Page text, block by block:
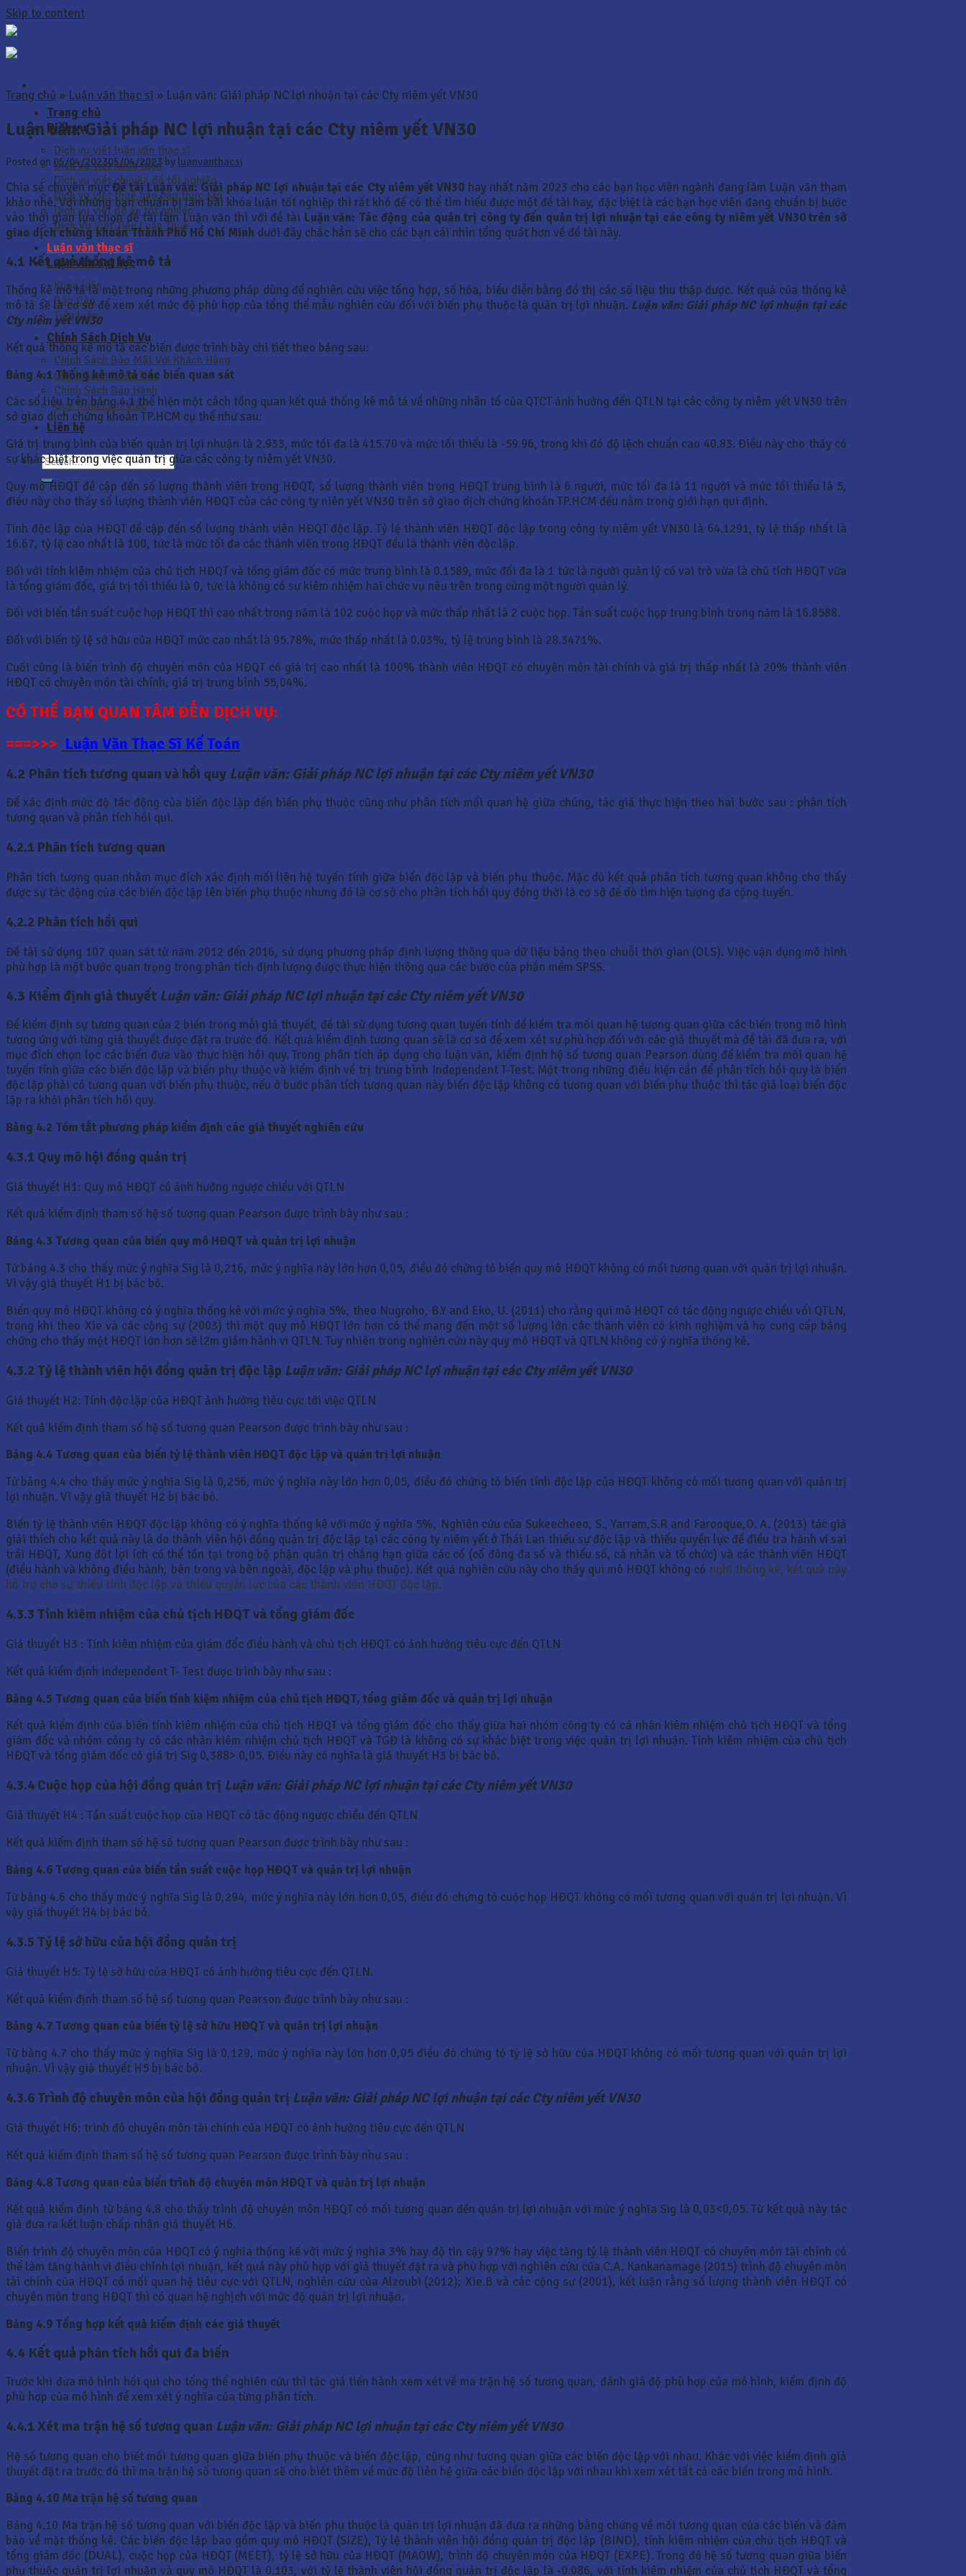
Skip to content
Trang chủ
Dịch vụ
Dịch vụ viết luận văn thạc sĩ
Dịch vụ viết khóa luận
Dịch vụ viết chuyên đề tốt nghiệp
Dịch vụ viết thuê báo cáo thực tập
Dịch vụ viết đồ án tốt nghiệp
Dịch Vụ Viết Tiểu Luận Thuê
Luận văn thạc sĩ
Luận văn đại học
Khóa luận
Báo Cáo
Tiểu luận
Chính Sách Dịch Vụ
Chính Sách Bảo Mật Với Khách Hàng
Chính Sách Hoàn Tiền
Chính Sách Bảo Hành
Quy Trình Làm Việc
Liên hệ
Trang chủ » Luận văn thạc sĩ » Luận văn: Giải pháp NC lợi nhuận tại các Cty niêm yết VN30
Luận văn: Giải pháp NC lợi nhuận tại các Cty niêm yết VN30
Posted on 05/04/202305/04/2023 by luanvanthacsi
Chia sẻ chuyên mụcĐề tài Luận văn: Giải pháp NC lợi nhuận tại các Cty niêm yết VN30 hay nhất năm 2023 cho các bạn học viên ngành đang làm Luận văn tham
khảo nhé. Với những bạn chuẩn bị làm bài khóa luận tốt nghiệp thì rất khó để có thể tìm hiểu được một đề tài hay, đặc biệt là các bạn học viên đang chuẩn bị bước
vào thời gian lựa chọn đề tài làm Luận văn thì với đề tài Luận văn: Tác động của quản trị công ty đến quản trị lợi nhuận tại các công ty niêm yết VN30 trên sở
giao dịch chứng khoán Thành Phố Hồ Chí Minh dưới đây chắc hẳn sẽ cho các bạn cái nhìn tổng quát hơn về đề tài này.
4.1 Kết quả thống kê mô tả
Thống kê mô tả là một trong những phương pháp dùng để nghiên cứu việc tổng hợp, số hóa, biểu diễn bằng đồ thị các số liệu thu thập được. Kết quả của thống kê
mô tả sẽ là cơ sở để xem xét mức độ phù hợp của tổng thể mẫu nghiên cứu đối với biến phụ thuộc là quản trị lợi nhuận. Luận văn: Giải pháp NC lợi nhuận tại các
Cty niêm yết VN30
Kết quả thống kê mô tả các biến được trình bày chi tiết theo bảng sau:
Bảng 4.1 Thống kê mô tả các biến quan sát
Các số liệu trên bảng 4.1 thể hiện một cách tổng quan kết quả thống kê mô tả về những nhân tố của QTCT ảnh hưởng đến QTLN tại các công ty niêm yết VN30 trên
sở giao dịch chứng khoán TP.HCM cụ thể như sau:
Giá trị trung bình của biến quản trị lợi nhuận là 2.933, mức tối đa là 415.70 và mức tối thiểu là -59.96, trong khi đó độ lệch chuẩn cao 40.83. Điều này cho thấy có
sự khác biệt trong việc quản trị giữa các công ty niêm yết VN30.
Quy mô HĐQT đề cập đến số lượng thành viên trong HĐQT, số lượng thành viên trong HĐQT trung bình là 6 người, mức tối đa là 11 người và mức tối thiểu là 5,
điều này cho thấy số lượng thành viên HĐQT của các công ty niên yết VN30 trên sở giao dịch chứng khoán TP.HCM đều nằm trong giới hạn qui định.
Tính độc lập của HĐQT đề cập đến số lượng thành viên HĐQT độc lập. Tỷ lệ thành viên HĐQT độc lập trong công ty niêm yết VN30 là 64.1291, tỷ lệ thấp nhất là
16.67, tỷ lệ cao nhất là 100, tức là mức tối đa các thành viên trong HĐQT đều là thành viên độc lập.
Đối với tính kiêm nhiệm của chủ tịch HĐQT và tổng giám đốc có mức trung bình là 0.1589, mức đối đa là 1 tức là người quản lý có vai trò vừa là chủ tích HĐQT vừa
là tổng giám đốc, giá trị tối thiều là 0, tức là không có sự kiêm nhiệm hai chức vụ nêu trên trong cùng một người quản lý.
Đối với biến tần suất cuộc họp HĐQT thì cao nhất trong năm là 102 cuộc họp và mức thấp nhất là 2 cuộc họp. Tần suất cuộc họp trung bình trong năm là 16.8588.
Đối với biến tỷ lệ sở hữu của HĐQT mức cao nhất là 95.78%, mức thấp nhất là 0.03%, tỷ lệ trung bình là 28.3471%.
Cuối cùng là biến trình độ chuyên môn của HĐQT có giá trị cao nhất là 100% thành viên HĐQT có chuyên môn tài chính và giá trị thấp nhất là 20% thành viên
HĐQT có chuyên môn tài chính, giá trị trung bình 55,04%.
CÓ THỂ BẠN QUAN TÂM ĐẾN DỊCH VỤ:
===>>> Luận Văn Thạc Sĩ Kế Toán
4.2 Phân tích tương quan và hồi quy Luận văn: Giải pháp NC lợi nhuận tại các Cty niêm yết VN30
Để xác định mức độ tác động của biến độc lập đến biến phụ thuộc cũng như phân tích mối quan hệ giữa chúng, tác giả thực hiện theo hai bước sau : phân tích
tương quan và phân tích hồi qui.
4.2.1 Phân tích tương quan
Phân tích tương quan nhằm mục đích xác định mối liên hệ tuyến tính giữa biến độc lập và biến phụ thuộc. Mặc dù kết quả phân tích tương quan không cho thấy
được sự tác động của các biến độc lập lên biến phụ thuộc nhưng đó là cơ sở cho phân tích hồi quy đồng thời là cơ sở để dò tìm hiện tượng đa cộng tuyến.
4.2.2 Phân tích hồi qui
Đề tài sử dụng 107 quan sát từ năm 2012 đến 2016, sử dụng phương pháp định lượng thông qua dữ liệu bảng theo chuỗi thời gian (OLS). Việc vận dụng mô hình
phù hợp là một bước quan trọng trong phân tích định lượng được thực hiện thông qua các bước của phần mềm SPSS.
4.3 Kiểm định giả thuyết Luận văn: Giải pháp NC lợi nhuận tại các Cty niêm yết VN30
Để kiểm định sự tương quan của 2 biến trong mỗi giả thuyết, đề tài sử dụng tương quan tuyến tính để kiểm tra mối quan hệ tương quan giữa các biến trong mô hình
tương ứng với từng giả thuyết được đặt ra trước đó. Kết quả kiểm định tương quan sẽ là cơ sở để xem xét sự phù hợp đối với các giả thuyết mà đề tài đã đưa ra, với
mục đích chọn lọc các biến đưa vào thực hiện hồi quy. Trong phân tích áp dụng cho luận văn, kiểm định hệ số tương quan Pearson dùng để kiểm tra mối quan hệ
tuyến tính giữa các biến độc lập và biến phụ thuộc và kiểm định về trị trung bình Independent T-Test. Một trong những điều kiện cần để phân tích hồi quy là biến
độc lập phải có tương quan với biến phụ thuộc, nếu ở bước phân tích tương quan này biến độc lập không có tương quan với biến phụ thuộc thì tác giả loại biến độc
lập ra khỏi phân tích hồi quy.
Bảng 4.2 Tóm tắt phương pháp kiểm định các giả thuyết nghiên cứu
4.3.1 Quy mô hội đồng quản trị
Giả thuyết H1: Quy mô HĐQT có ảnh hưởng ngược chiều với QTLN
Kết quả kiểm định tham số hệ số tương quan Pearson được trình bày như sau :
Bảng 4.3 Tương quan của biến quy mô HĐQT và quản trị lợi nhuận
Từ bảng 4.3 cho thấy mức ý nghĩa Sig là 0,216, mức ý nghĩa này lớn hơn 0,05, điều đó chứng tỏ biến quy mô HĐQT không có mối tương quan với quản trị lợi nhuận.
Vì vậy giả thuyết H1 bị bác bỏ.
Biến quy mô HĐQT không có ý nghĩa thống kê với mức ý nghĩa 5%, theo Nugroho, B.Y and Eko, U. (2011) cho rằng qui mô HĐQT có tác động ngược chiều vối QTLN,
trong khi theo Xie và các cộng sự (2003) thì một quy mô HĐQT lớn hơn có thể mang đến một số lượng lớn các thành viên có kinh nghiệm và họ cung cấp bằng
chứng cho thấy một HĐQT lớn hơn sẽ l2m giảm hành vi QTLN. Tuy nhiên trong nghiên cứu này quy mô HĐQT và QTLN không có ý nghĩa thống kê.
4.3.2 Tỷ lệ thành viên hội đồng quản trị độc lập Luận văn: Giải pháp NC lợi nhuận tại các Cty niêm yết VN30
Giả thuyết H2: Tính độc lập của HĐQT ảnh hưởng tiêu cực tới việc QTLN
Kết quả kiểm định tham số hệ số tương quan Pearson được trình bày như sau :
Bảng 4.4 Tương quan của biến tỷ lệ thành viên HĐQT độc lập và quản trị lợi nhuận
Từ bảng 4.4 cho thấy mức ý nghĩa Sig là 0,256, mức ý nghĩa này lớn hơn 0,05, điều đó chứng tỏ biến tính độc lập của HĐQT không có mối tương quan với quản trị
lợi nhuận. Vì vậy giả thuyết H2 bị bác bỏ.
Biến tỷ lệ thành viên HĐQT độc lập không có ý nghĩa thống kê với mức ý nghĩa 5%, Nghiên cứu của Sukeecheeo, S., Yarram,S.R and Farooque,O. A. (2013) tác giả
giải thích cho kết quả này là do thành viên hội đồng quản trị độc lập tại các công ty niêm yết ở Thái Lan thiếu sự độc lập và thiếu quyền lực để điều tra hành vi sai
trái HĐQT, Xung đột lợi ích có thể tồn tại trong bộ phận quản trị chẳng hạn giữa các cổ (cổ đông đa số và thiểu số, cá nhân và tổ chức) và các thành viên HĐQT
(điều hành và không điều hành, bên trong và bên ngoài, độc lập và phụ thuộc). Kết quả nghiên cứu này cho thấy qui mô HĐQT không có nghĩ thống kê, kết quả này
hỗ trợ cho sự thiếu tính độc lập và thiếu quyền lực của các thành viên HĐQT độc lập.
4.3.3 Tính kiêm nhiệm của chủ tịch HĐQT và tổng giám đốc
Giả thuyết H3 : Tính kiêm nhiệm của giám đốc điều hành và chủ tịch HĐQT có ảnh hưởng tiêu cực đến QTLN
Kết quả kiểm định Independent T- Test được trình bày như sau :
Bảng 4.5 Tương quan của biến tính kiệm nhiệm của chủ tịch HĐQT, tổng giám đốc và quản trị lợi nhuận
Kết quả kiểm định của biến tính kiêm nhiệm của chủ tịch HĐQT và tổng giám đốc cho thấy giữa hai nhóm công ty có cá nhân kiêm nhiệm chủ tịch HĐQT và tổng
giám đốc và nhóm công ty có các nhân kiêm nhiệm chủ tịch HĐQT và TGĐ là không có sự khác biệt trong việc quản trị lợi nhuận. Tính kiêm nhiệm của chủ tịch
HĐQT và tổng giám đốc có giá trị Sig 0,388> 0,05. Điều này có nghĩa là giả thuyết H3 bị bác bỏ.
4.3.4 Cuộc họp của hội đồng quản trị Luận văn: Giải pháp NC lợi nhuận tại các Cty niêm yết VN30
Giả thuyết H4 : Tần suất cuộc họp của HĐQT có tác động ngược chiều đến QTLN
Kết quả kiểm định tham số hệ số tương quan Pearson được trình bày như sau :
Bảng 4.6 Tương quan của biến tần suất cuộc họp HĐQT và quản trị lợi nhuận
Từ bảng 4.6 cho thấy mức ý nghĩa Sig là 0,294, mức ý nghĩa này lớn hơn 0,05, điều đó chứng tỏ cuộc họp HĐQT không có mối tương quan với quản trị lợi nhuận. Vì
vậy giả thuyết H4 bị bác bỏ.
4.3.5 Tỷ lệ sở hữu của hội đồng quản trị
Giả thuyết H5: Tỷ lệ sở hữu của HĐQT có ảnh hưởng tiêu cực đến QTLN.
Kết quả kiểm định tham số hệ số tương quan Pearson được trình bày như sau :
Bảng 4.7 Tương quan của biến tỷ lệ sở hữu HĐQT và quản trị lợi nhuận
Từ bảng 4.7 cho thấy mức ý nghĩa Sig là 0,129, mức ý nghĩa này lớn hơn 0,05 điều đó chứng tỏ tỷ lệ sở hữu của HĐQT không có mối tương quan với quản trị lợi
nhuận. Vì vậy giả thuyết H5 bị bác bỏ.
4.3.6 Trình độ chuyên môn của hội đồng quản trị Luận văn: Giải pháp NC lợi nhuận tại các Cty niêm yết VN30
Giả thuyết H6: trình đô chuyên môn tài chính của HĐQT có ảnh hưởng tiêu cực đến QTLN
Kết quả kiểm định tham số hệ số tương quan Pearson được trình bày như sau :
Bảng 4.8 Tương quan của biến trình độ chuyên môn HĐQT và quản trị lợi nhuận
Kết quả kiểm định từ bảng 4.8 cho thấy trình độ chuyên môn HĐQT có mối tương quan đến quản trị lợi nhuận với mức ý nghĩa Sig là 0,03<0,05. Từ kết quả này tác
giả đưa ra kết luận chấp nhận giả thuyết H6.
Biến trình độ chuyên môn của HĐQT có ý nghĩa thống kế với mức ý nghĩa 3% hay độ tin cậy 97% hay việc tăng tỷ lệ thành viên HĐQT có chuyên môn tài chính có
thể làm tăng hành vi điều chỉnh lợi nhuận, kết quả này phù hợp với giả thuyết đặt ra và phù hợp với nghiên cứu của C.A. Kankanamage (2015) trình độ chuyên môn
tài chính của HĐQT có mối quan hệ tiêu cực với QTLN, nghiên cứu của Alzoubi (2012); Xie.B và các cộng sự (2001), kết luận rằng số lượng thành viên HĐQT có
chuyên môn trong HĐQT thì có quan hệ nghịch với mức độ quản trị lợi nhuận.
Bảng 4.9 Tổng hợp kết quả kiểm định các giả thuyết
4.4 Kết quả phân tích hồi qui đa biến
Trước khi đưa mô hình hồi qui cho tổng thể nghiên cứu thì tác giả tiến hành xem xét về ma trận hệ số tương quan, đánh giá độ phù hợp của mô hình, kiểm định độ
phù hợp của mô hình để xem xét ý nghĩa của từng phân tích.
4.4.1 Xét ma trận hệ số tương quan Luận văn: Giải pháp NC lợi nhuận tại các Cty niêm yết VN30
Hệ số tương quan cho biết mối tương quan giữa biến phụ thuộc và biến độc lập, cũng như tương quan giữa các biến độc lập với nhau. Khác với việc kiểm định giả
thuyết đặt ra trước đó thì ma trận hệ số tương quan sẽ cho biết thêm về mức độ liên hệ giữa các biến độc lập với nhau khi xem xét tất cả các biến trong mô hình.
Bảng 4.10 Ma trận hệ số tương quan
Bảng 4.10 Ma trận hệ số tương quan với biến độc lập và biến phụ thuộc là quản trị lợi nhuận đã đưa ra những bằng chứng về mối tương quan của các biến và đảm
bảo về mặt thống kê. Các biến độc lập bao gồm quy mô HĐQT (SIZE), Tỷ lệ thành viên hội đồng quản trị độc lập (BIND), tính kiêm nhiệm của chủ tịch HĐQT và
tổng giám đốc (DUAL), cuộc họp của HĐQT (MEET), tỷ lệ sở hữu của HĐQT (MAOW), trình độ chuyên môn của HĐQT (EXPE). Trong đó hệ số tương quan giữa biến
phụ thuộc quản trị lợi nhuận và quy mô HĐQT là 0.103, với tỷ lệ thành viên hội đồng quản trị độc lập là -0.086, với tính kiêm nhiệm của chủ tịch HĐQT và tổng